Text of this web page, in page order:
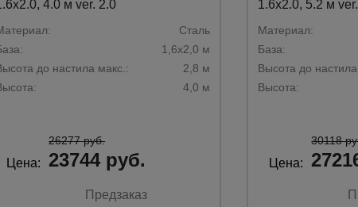
4.0 м ver. 2.0
Сталь­
1,6х2,0 м­
до настила макс.:
2,8 м
4,0 м­
Цена:
26277 руб.
23744 руб.
Предзаказ
1.6х2.0, 5.2 м
Материал:
База:
Высота до
Высота:
Цена:
30118